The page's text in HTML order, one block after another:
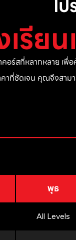
เรีย
คอร์สที่หลากหลาย เ
คาที่ชัดเจน คุณจึงสา
พุธ
All Levels